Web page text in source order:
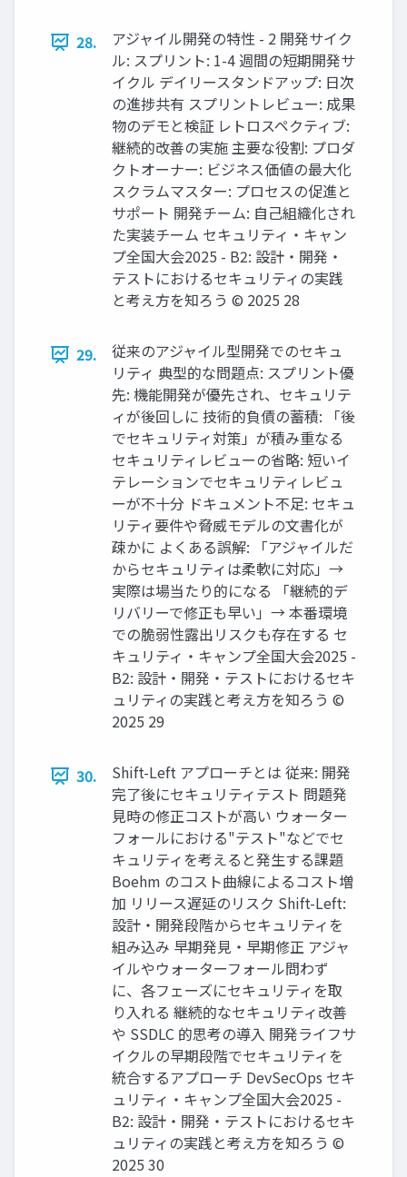
28.
アジャイル開発の特性 - 2 開発サイク
ル: スプリント: 1-4 週間の短期開発サ
イクル デイリースタンドアップ: 日次
の進捗共有 スプリントレビュー: 成果
物のデモと検証 レトロスペクティブ:
継続的改善の実施 主要な役割: プロダ
クトオーナー: ビジネス価値の最大化
スクラムマスター: プロセスの促進と
サポート 開発チーム: 自己組織化され
た実装チーム セキュリティ・キャン
プ全国大会2025 - B2: 設計・開発・
テストにおけるセキュリティの実践
と考え方を知ろう © 2025 28
29.
従来のアジャイル型開発でのセキュ
リティ 典型的な問題点: スプリント優
先: 機能開発が優先され、セキュリテ
ィが後回しに 技術的負債の蓄積: 「後
でセキュリティ対策」が積み重なる
セキュリティレビューの省略: 短いイ
テレーションでセキュリティレビュ
ーが不十分 ドキュメント不足: セキュ
リティ要件や脅威モデルの文書化が
疎かに よくある誤解: 「アジャイルだ
からセキュリティは柔軟に対応」→
実際は場当たり的になる 「継続的デ
リバリーで修正も早い」→ 本番環境
での脆弱性露出リスクも存在する セ
キュリティ・キャンプ全国大会2025 -
B2: 設計・開発・テストにおけるセキ
ュリティの実践と考え方を知ろう ©
2025 29
30.
Shift-Left アプローチとは 従来: 開発
完了後にセキュリティテスト 問題発
見時の修正コストが高い ウォーター
フォールにおける"テスト"などでセ
キュリティを考えると発生する課題
Boehm のコスト曲線によるコスト増
加 リリース遅延のリスク Shift-Left:
設計・開発段階からセキュリティを
組み込み 早期発見・早期修正 アジャ
イルやウォーターフォール問わず
に、各フェーズにセキュリティを取
り入れる 継続的なセキュリティ改善
や SSDLC 的思考の導入 開発ライフサ
イクルの早期段階でセキュリティを
統合するアプローチ DevSecOps セキ
ュリティ・キャンプ全国大会2025 -
B2: 設計・開発・テストにおけるセキ
ュリティの実践と考え方を知ろう ©
2025 30